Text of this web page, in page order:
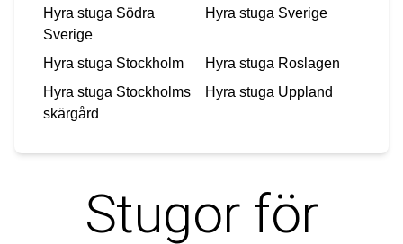
Hyra stuga Södra
Sverige
Hyra stuga Sverige
Hyra stuga Stockholm Hyra stuga Roslagen
Hyra stuga Stockholms
skärgård
Hyra stuga Uppland
Stugor för